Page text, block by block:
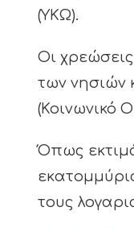
(ΥΚΩ).
Οι
των νησιών
(Κοινωνικό
Όπως
τους